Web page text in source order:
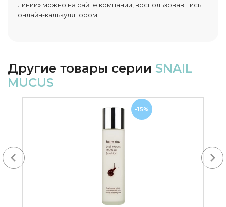
линии» можно на сайте компании, воспользовавшись
онлайн-калькулятором
Другие товары серии SNAIL
MUCUS
-15%